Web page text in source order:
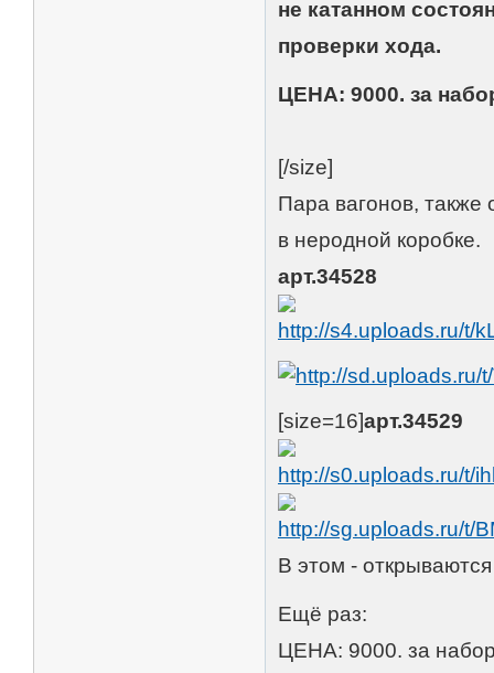
не катанном
проверки хода.
ЦЕНА: 9000. за
[/size]
Пара вагонов, также
в неродной коробке.
арт.34528
[size=16]арт.34529
В этом -
Ещё раз:
ЦЕНА: 9000. за